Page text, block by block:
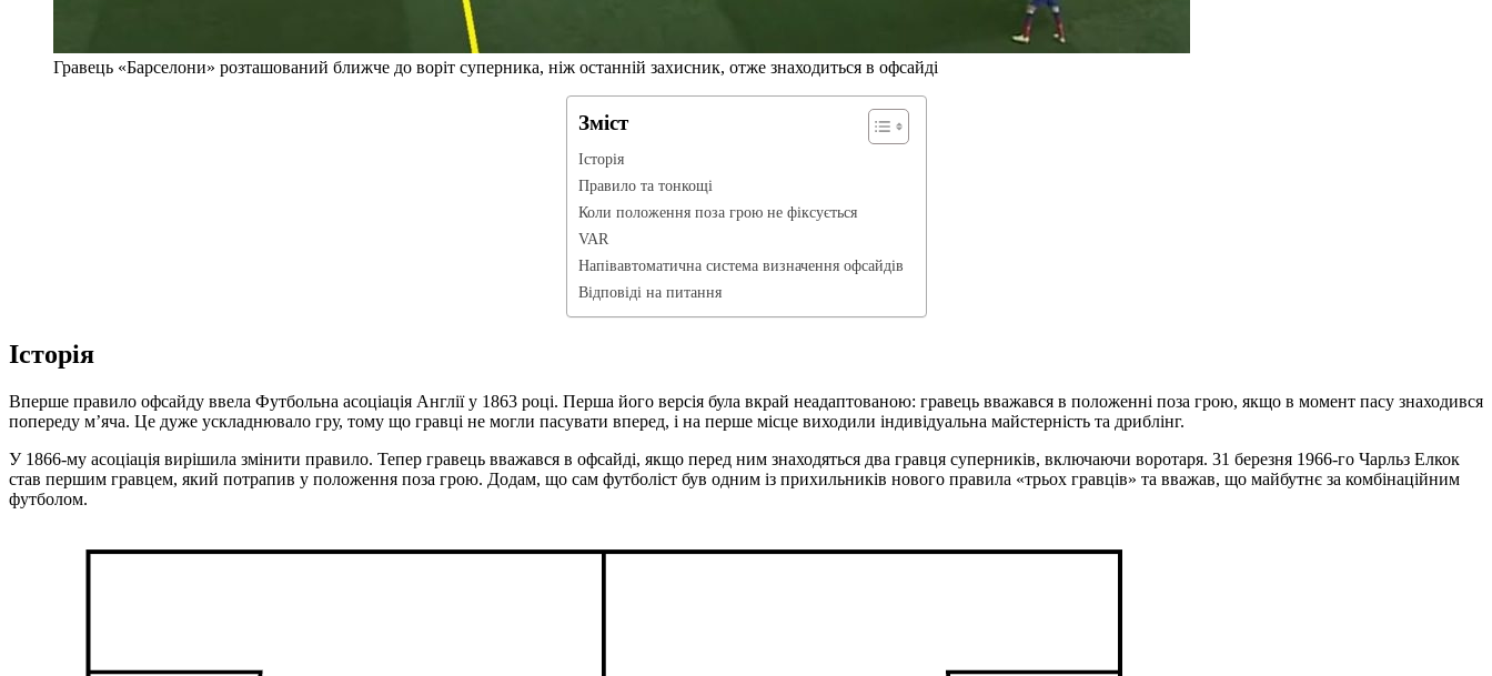
Гравець «Барселони» розташований ближче до воріт суперника, ніж останній захисник, отже знаходиться в офсайді
Зміст
Історія
Правило та тонкощі
Коли положення поза грою не фіксується
VAR
Напівавтоматична система визначення офсайдів
Відповіді на питання
Історія
Вперше правило офсайду ввела Футбольна асоціація Англії у 1863 році. Перша його версія була вкрай неадаптованою: гравець вважався в положенні поза грою, якщо в момент пасу знаходився
попереду м’яча. Це дуже ускладнювало гру, тому що гравці не могли пасувати вперед, і на перше місце виходили індивідуальна майстерність та дриблінг.
У 1866-му асоціація вирішила змінити правило. Тепер гравець вважався в офсайді, якщо перед ним знаходяться два гравця суперників, включаючи воротаря. 31 березня 1966-го Чарльз Елкок
став першим гравцем, який потрапив у положення поза грою. Додам, що сам футболіст був одним із прихильників нового правила «трьох гравців» та вважав, що майбутнє за комбінаційним
футболом.